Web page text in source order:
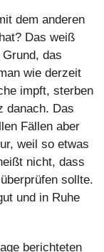
dem anderen
Das weiß
das
wie derzeit
impft, sterben
danach. Das
Fällen aber
weil so etwas
nicht, dass
sollte.
und in Ruhe
berichteten